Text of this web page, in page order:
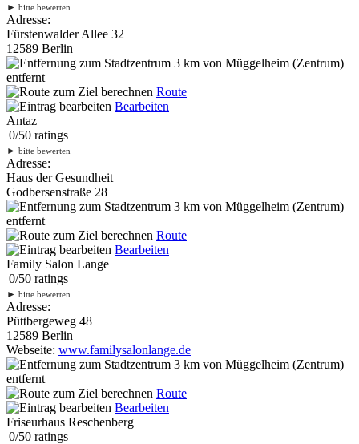
► bitte bewerten
Adresse:
Fürstenwalder Allee 32
12589 Berlin
3 km von Müggelheim (Zentrum)
entfernt
Route
Bearbeiten
Antaz
0/50 ratings
► bitte bewerten
Adresse:
Haus der Gesundheit
Godbersenstraße 28
3 km von Müggelheim (Zentrum)
entfernt
Route
Bearbeiten
Family Salon Lange
0/50 ratings
► bitte bewerten
Adresse:
Püttbergeweg 48
12589 Berlin
Webseite: www.familysalonlange.de
3 km von Müggelheim (Zentrum)
entfernt
Route
Bearbeiten
Friseurhaus Reschenberg
0/50 ratings